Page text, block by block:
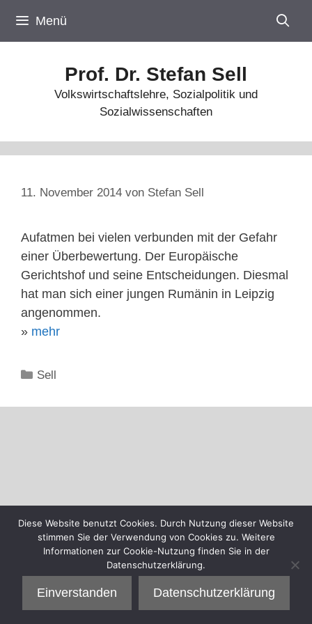
Inhalt
springen
Menü
Prof. Dr. Stefan Sell
Volkswirtschaftslehre, Sozialpolitik und
Sozialwissenschaften
11. November 2014 von Stefan Sell
Aufatmen bei vielen verbunden mit der Gefahr
einer Überbewertung. Der Europäische
Gerichtshof und seine Entscheidungen. Diesmal
hat man sich einer jungen Rumänin in Leipzig
angenommen.
» mehr
Kategorien
Sell
Diese Website benutzt Cookies. Durch Nutzung dieser Website
stimmen Sie der Verwendung von Cookies zu. Weitere
Informationen zur Cookie-Nutzung finden Sie in der
Datenschutzerklärung.
Einverstanden Datenschutzerklärung